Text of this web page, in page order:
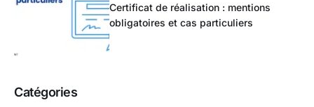
Certificat de réalisation : mentions
obligatoires et cas particuliers
Catégories